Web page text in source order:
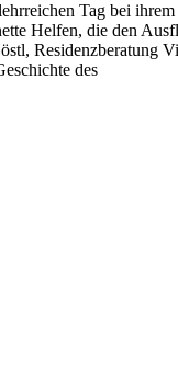
Tag bei
Helfen, die den
Residenzberatung
des